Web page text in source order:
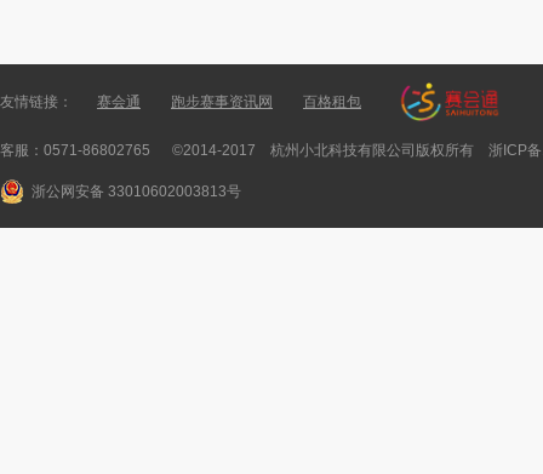
友情链接： 赛会通 跑步赛事资讯网 百格租包
客服：0571-86802765 ©2014-2017 杭州小北科技有限公司版权所有 浙ICP
浙公网安备 33010602003813号